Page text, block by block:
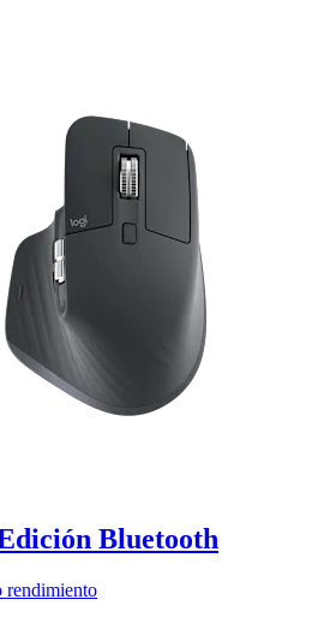
Bluetooth
rendimiento